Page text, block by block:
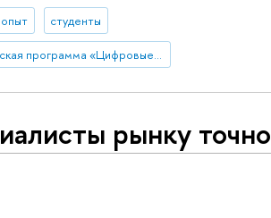
студенты
Магистерская программа «Цифровые коммуникации и продуктовая аналитика»
рынку точно